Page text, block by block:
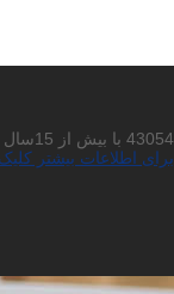
برای اطلاعات بیشتر